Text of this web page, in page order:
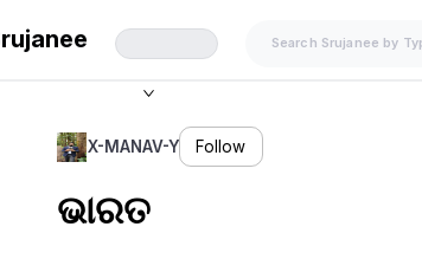
X-MANAV-Y Follow
ଭାରତ